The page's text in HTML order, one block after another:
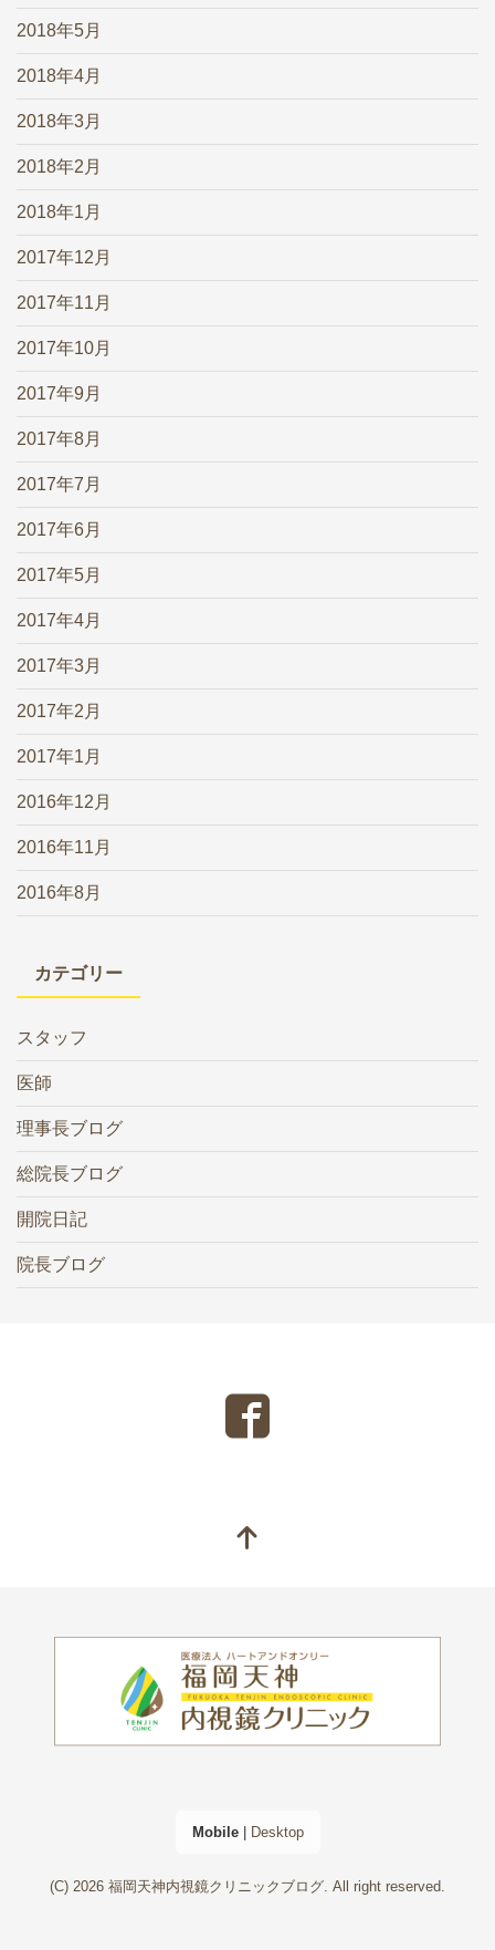
2018年5月
2018年4月
2018年3月
2018年2月
2018年1月
2017年12月
2017年11月
2017年10月
2017年9月
2017年8月
2017年7月
2017年6月
2017年5月
2017年4月
2017年3月
2017年2月
2017年1月
2016年12月
2016年11月
2016年8月
カテゴリー
スタッフ
医師
理事長ブログ
総院長ブログ
開院日記
院長ブログ
Mobile| Desktop
(C) 2026 福岡天神内視鏡クリニックブログ . All right reserved.